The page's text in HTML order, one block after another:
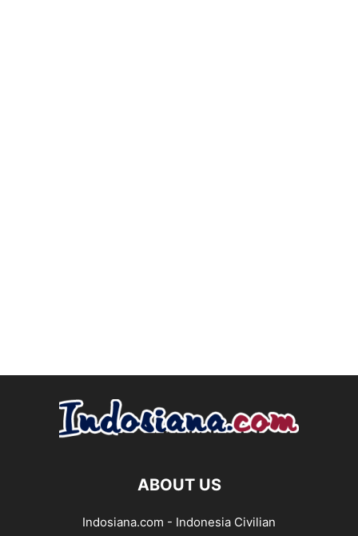
ABOUT US
Indosiana.com - Indonesia Civilian